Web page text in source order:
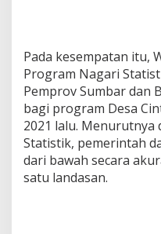
Pada kesempatan itu,
Program Nagari
Pemprov Sumbar dan
bagi program Desa
2021 lalu. Menurutnya
Statistik, pemerintah
dari bawah secara
satu landasan.